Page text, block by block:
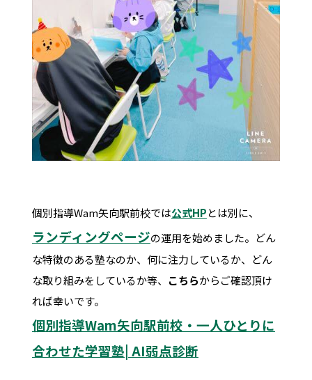
個別指導Wam矢向駅前校では公式HPとは別に、
ランディングページの運用を始めました。どん
な特徴のある塾なのか、何に注力しているか、どん
な取り組みをしているか等、 こちらからご確認頂け
れば幸いです。
個別指導Wam矢向駅前校・一人ひとりに
合わせた学習塾| AI弱点診断